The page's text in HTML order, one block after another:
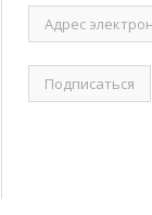
Адрес
электронной